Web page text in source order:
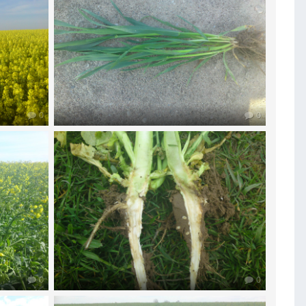
0 0
0 0